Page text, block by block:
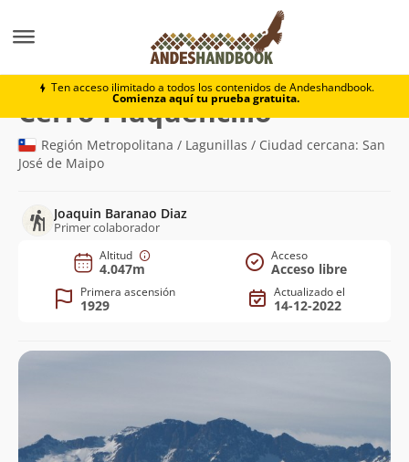
Ten acceso ilimitado a todos los contenidos de Andeshandbook.
Comienza aquí tu prueba gratuita.
Cerro Piuquencillo
Cerro Piuquencillo(4.047m)
Región Metropolitana / Lagunillas / Ciudad cercana: San
José de Maipo
Joaquin Baranao Diaz
Primer colaborador
Altitud
4.047m
Acceso
Acceso libre
Primera ascensión
1929
Actualizado el
14-12-2022